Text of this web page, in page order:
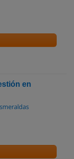
en